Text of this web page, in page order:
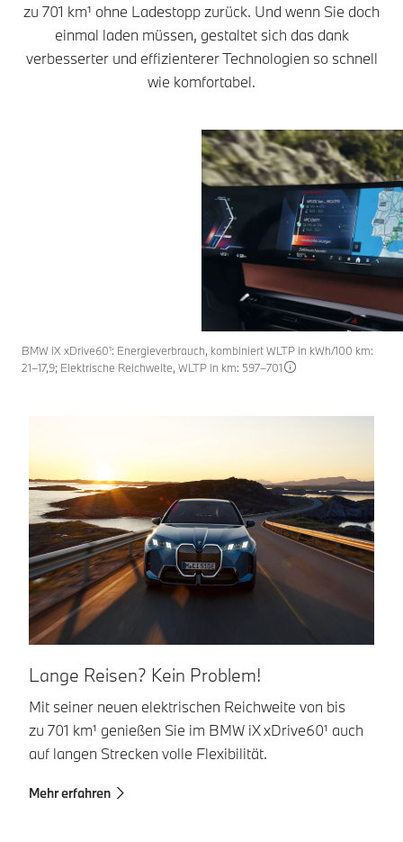
zu 701 km¹ ohne Ladestopp zurück. Und wenn Sie doch
einmal laden müssen, gestaltet sich das dank
verbesserter und effizienterer Technologien so schnell
wie komfortabel.
BMW iX xDrive60¹: Energieverbrauch, kombiniert WLTP in kWh/100 km:
21–17,9; Elektrische Reichweite, WLTP in km: 597–701
Lange Reisen? Kein Problem!
Mit seiner neuen elektrischen Reichweite von bis
zu 701 km¹ genießen Sie im BMW iX xDrive60¹ auch
auf langen Strecken volle Flexibilität.
Mehr erfahren